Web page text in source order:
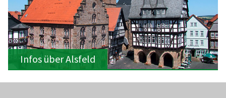
Infos über Alsfeld